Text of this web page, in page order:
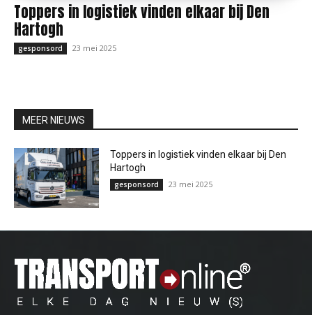
Toppers in logistiek vinden elkaar bij Den
Hartogh
gesponsord 23 mei 2025
MEER NIEUWS
Toppers in logistiek vinden elkaar bij Den
Hartogh
gesponsord 23 mei 2025